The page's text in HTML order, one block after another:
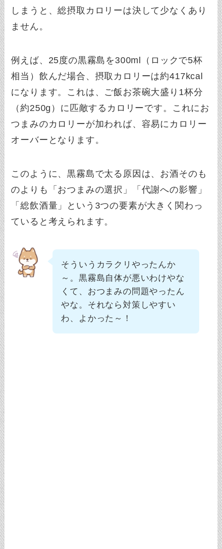
しまうと、総摂取カロリーは決して少なくあり
ません。
例えば、25度の黒霧島を300ml（ロックで5杯
相当）飲んだ場合、摂取カロリーは約417kcal
になります。これは、ご飯お茶碗大盛り1杯分
（約250g）に匹敵するカロリーです。これにお
つまみのカロリーが加われば、容易にカロリー
オーバーとなります。
このように、黒霧島で太る原因は、お酒そのも
のよりも「おつまみの選択」「代謝への影響」
「総飲酒量」という3つの要素が大きく関わっ
ていると考えられます。
そういうカラクリやったんか
～。黒霧島自体が悪いわけやな
くて、おつまみの問題やったん
やな。それなら対策しやすい
わ、よかった～！